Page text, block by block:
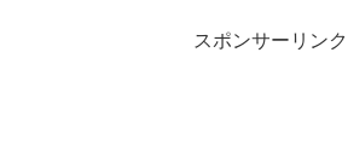
スポンサーリンク